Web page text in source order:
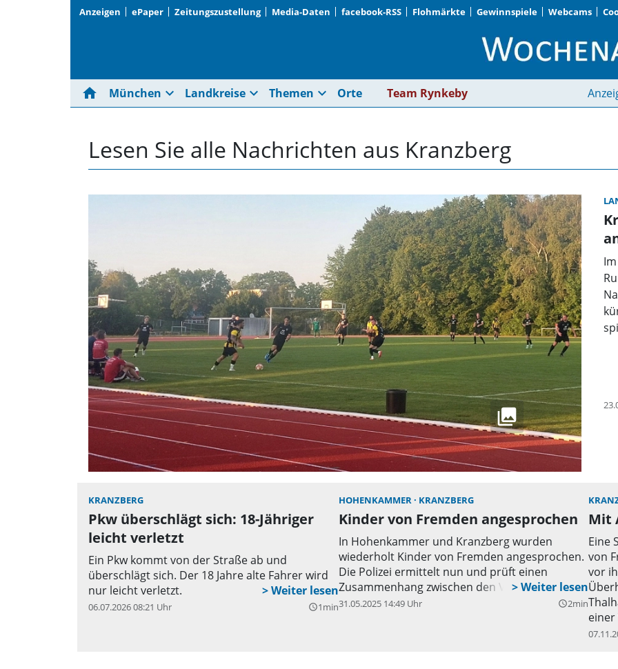
Anzeigen ePaper Zeitungszustellung Media-Daten facebook-RSS Flohmärkte Gewinnspiele Webcams
Kranzberg |
home München expand_more Landkreise expand_more Themen expand_more Orte Team Rynkeby
Lesen Sie alle Nachrichten aus Kranzberg
KRANZBERG
Pkw überschlägt sich: 18-Jähriger
leicht verletzt
Ein Pkw kommt von der Straße ab und
überschlägt sich. Der 18 Jahre alte Fahrer wird
nur leicht verletzt.
06.07.2026 08:21 Uhr query_builder1min
HOHENKAMMER KRANZBERG
Kinder von Fremden angesprochen
In Hohenkammer und Kranzberg wurden
wiederholt Kinder von Fremden angesprochen.
Die Polizei ermittelt nun und prüft einen
Zusammenhang zwischen den Vorfällen.
31.05.2025 14:49 Uhr query_builder2min
Mit
Eine
von
vor